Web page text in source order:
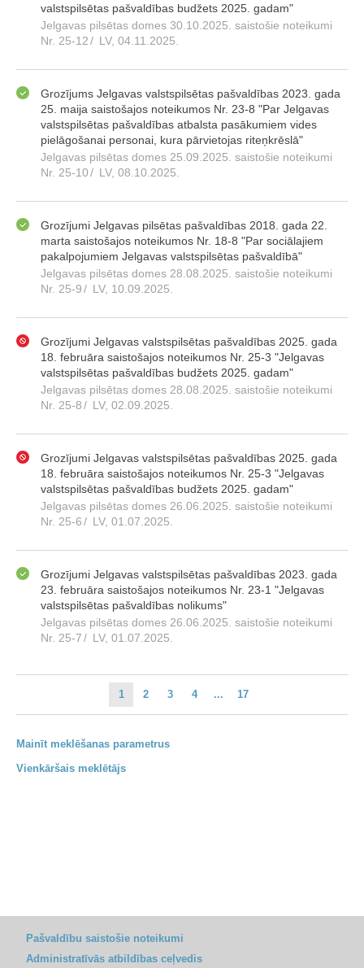
valstspilsētas pašvaldības budžets 2025. gadam"
Jelgavas pilsētas domes 30.10.2025. saistošie noteikumi
Nr. 25-12/ LV, 04.11.2025.
Grozījums Jelgavas valstspilsētas pašvaldības 2023. gada
25. maija saistošajos noteikumos Nr. 23-8 "Par Jelgavas
valstspilsētas pašvaldības atbalsta pasākumiem vides
pielāgošanai personai, kura pārvietojas riteņkrēslā"
Jelgavas pilsētas domes 25.09.2025. saistošie noteikumi
Nr. 25-10/ LV, 08.10.2025.
Grozījumi Jelgavas pilsētas pašvaldības 2018. gada 22.
marta saistošajos noteikumos Nr. 18-8 "Par sociālajiem
pakalpojumiem Jelgavas valstspilsētas pašvaldībā"
Jelgavas pilsētas domes 28.08.2025. saistošie noteikumi
Nr. 25-9/ LV, 10.09.2025.
Grozījumi Jelgavas valstspilsētas pašvaldības 2025. gada
18. februāra saistošajos noteikumos Nr. 25-3 "Jelgavas
valstspilsētas pašvaldības budžets 2025. gadam"
Jelgavas pilsētas domes 28.08.2025. saistošie noteikumi
Nr. 25-8/ LV, 02.09.2025.
Grozījumi Jelgavas valstspilsētas pašvaldības 2025. gada
18. februāra saistošajos noteikumos Nr. 25-3 "Jelgavas
valstspilsētas pašvaldības budžets 2025. gadam"
Jelgavas pilsētas domes 26.06.2025. saistošie noteikumi
Nr. 25-6/ LV, 01.07.2025.
Grozījumi Jelgavas valstspilsētas pašvaldības 2023. gada
23. februāra saistošajos noteikumos Nr. 23-1 "Jelgavas
valstspilsētas pašvaldības nolikums"
Jelgavas pilsētas domes 26.06.2025. saistošie noteikumi
Nr. 25-7/ LV, 01.07.2025.
1 2 3 4 ... 17
Mainīt meklēšanas parametrus
Vienkāršais meklētājs
Pašvaldību saistošie noteikumi
Administratīvās atbildības ceļvedis